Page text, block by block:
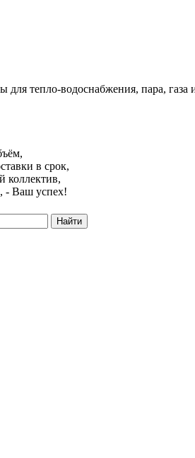
для тепло-водоснабжения, пара,
в срок,
коллектив,
- Ваш успех!